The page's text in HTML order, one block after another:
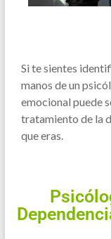
Si te sientes
manos de un
emocional puede
tratamiento de la
que eras.